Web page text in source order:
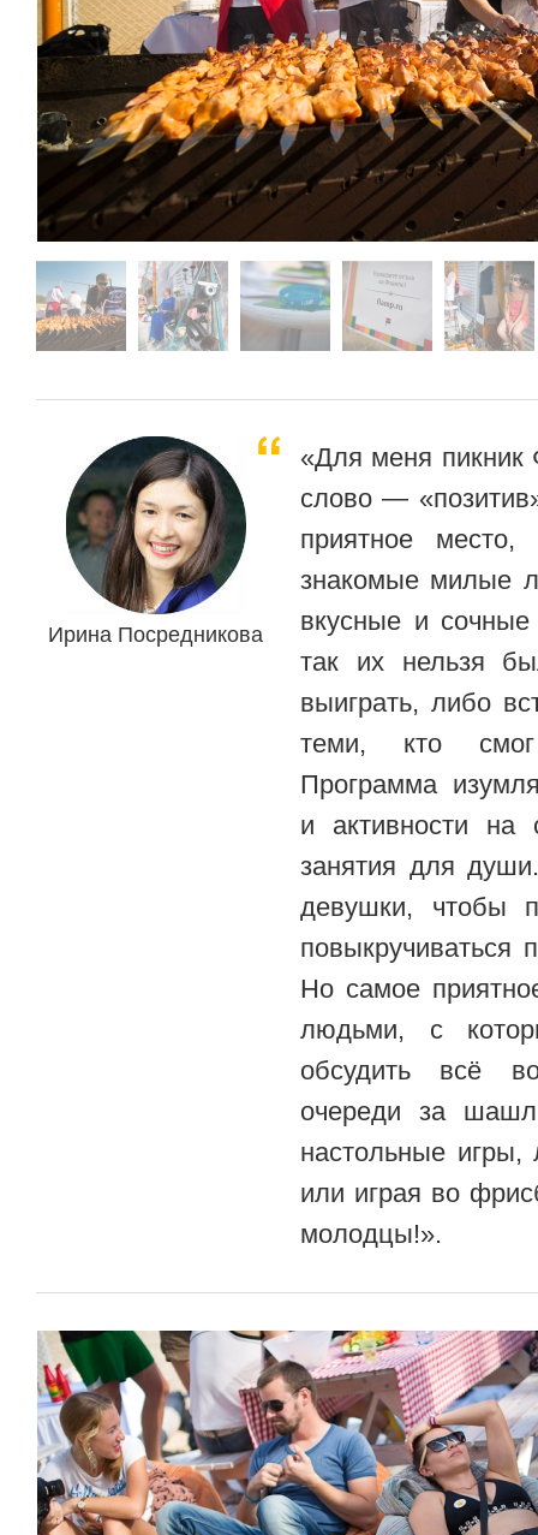
Ирина Посредникова
«Для меня
слово —
приятное
знакомые милые
вкусные и
так их нельзя
выиграть, либо
теми, кто
Программа
и активности на
занятия для
девушки, чтобы
повыкручиваться
Но самое
людьми, с
обсудить всё
очереди за
настольные игры,
или играя во
молодцы!».